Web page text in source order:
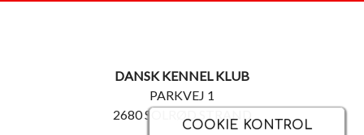
COOKIE KONTROL
DANSK KENNEL KLUB
PARKVEJ 1
2680 SOLRØD STRAND